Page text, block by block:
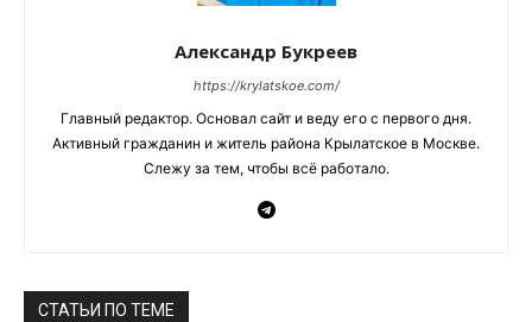
Александр Букреев
https://krylatskoe.com/
Главный редактор. Основал сайт и веду его с первого дня.
Активный гражданин и житель района Крылатское в Москве.
Слежу за тем, чтобы всё работало.
СТАТЬИ ПО ТЕМЕ